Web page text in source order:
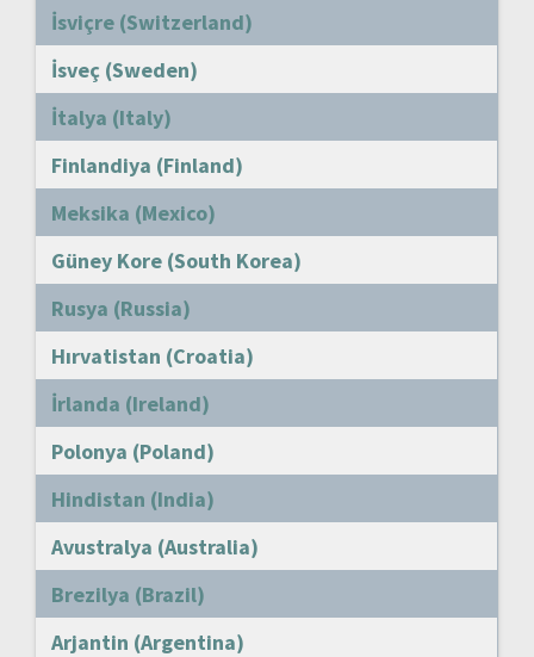
İsviçre (Switzerland)
İsveç (Sweden)
İtalya (Italy)
Finlandiya (Finland)
Meksika (Mexico)
Güney Kore (South Korea)
Rusya (Russia)
Hırvatistan (Croatia)
İrlanda (Ireland)
Polonya (Poland)
Hindistan (India)
Avustralya (Australia)
Brezilya (Brazil)
Arjantin (Argentina)